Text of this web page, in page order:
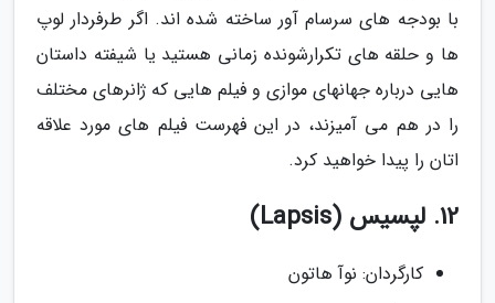
با بودجه های سرسام آور ساخته شده اند. اگر طرفردار لوپ
ها و حلقه های تکرارشونده زمانی هستید یا شیفته داستان
هایی درباره جهانهای موازی و فیلم هایی که ژانرهای مختلف
را در هم می آمیزند، در این فهرست فیلم های مورد علاقه
اتان را پیدا خواهید کرد.
12. لپسیس (Lapsis)
کارگردان: نوآ هاتون